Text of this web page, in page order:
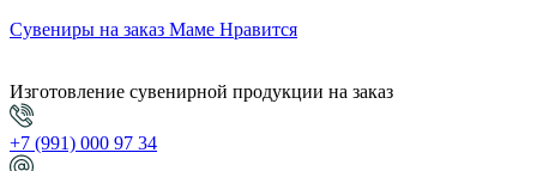
Сувениры на заказ Маме Нравится
Изготовление сувенирной продукции на заказ
+7 (991) 000 97 34